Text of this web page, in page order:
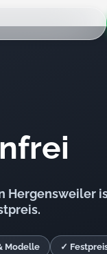
Hergensweiler
Modelle ✓